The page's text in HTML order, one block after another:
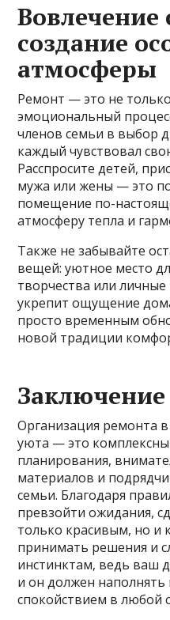
Вовлечение
создание
атмосферы
Ремонт — это не
эмоциональный
членов семьи в выбор
каждый чувствовал
Расспросите детей,
мужа или жены — это
помещение по-
атмосферу тепла и
Также не забывайте
вещей: уютное место
творчества или
укрепит ощущение
просто временным
новой традиции
Заключение
Организация ремонта
уюта — это
планирования,
материалов и
семьи. Благодаря
превзойти ожидания,
только красивым, но и
принимать решения и
инстинктам, ведь ваш
и он должен наполнять
спокойствием в любой